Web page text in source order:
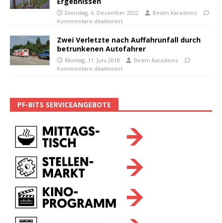
Dienstag, 6. Dezember 2022
Besim Karadeniz
Kommentare deaktiviert
Zwei Verletzte nach Auffahrunfall durch
betrunkenen Autofahrer
Montag, 11. Juni 2018
Besim Karadeniz
Kommentare deaktiviert
PF-BITS SERVICEANGEBOTE